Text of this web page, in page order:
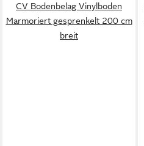
CV Bodenbelag Vinylboden
Marmoriert gesprenkelt 200 cm
breit